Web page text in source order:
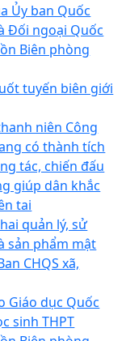
Ủy ban Quốc
Đối ngoại Quốc
Biên phòng
tuyến biên giới
niên Công
có thành tích
tác, chiến đấu
giúp dân khắc
tai
quản lý, sử
sản phẩm mật
CHQS xã,
Giáo dục Quốc
sinh THPT